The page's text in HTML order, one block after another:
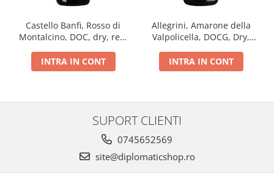
Castello Banfi, Rosso di
Montalcino, DOC, dry, red,
INTRA IN CONT
Allegrini, Amarone della
Valpolicella, DOCG, Dry,
INTRA IN CONT
SUPORT CLIENTI
0745652569
site@diplomaticshop.ro